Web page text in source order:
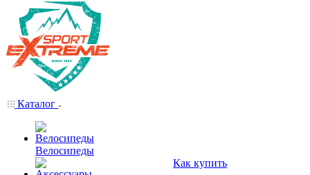
Каталог
Велосипеды
Как купить